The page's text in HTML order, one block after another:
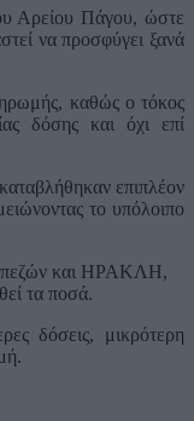
Αρείου Πάγου, ώστε
να προσφύγει ξανά
καθώς ο τόκος
δόσης και όχι επί
επιπλέον
το υπόλοιπο
και ΗΡΑΚΛΗ,
τα ποσά.
δόσεις, μικρότερη